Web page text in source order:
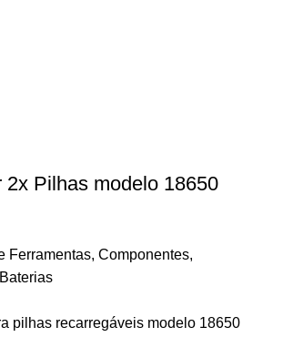
2x Pilhas modelo 18650
Ferramentas, Componentes,
pilhas recarregáveis modelo 18650